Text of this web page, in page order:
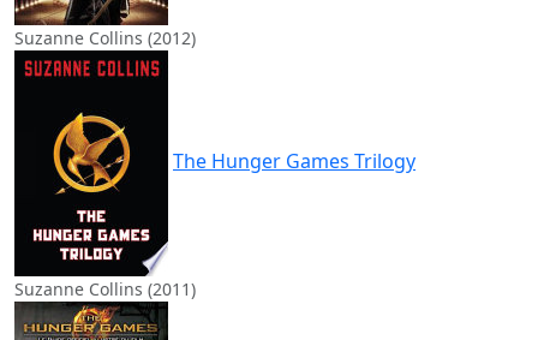
Suzanne Collins (2012)
The Hunger Games Trilogy
Suzanne Collins (2011)